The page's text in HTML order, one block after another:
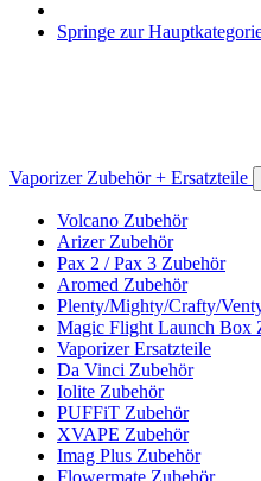
Springe zur
Vaporizer Zubehör + Ersatzteile
Volcano Zubehör
Arizer Zubehör
Pax 2 / Pax 3 Zubehör
Aromed Zubehör
Plenty/Mighty/Crafty/
Magic Flight Launch Box
Vaporizer Ersatzteile
Da Vinci Zubehör
Iolite Zubehör
PUFFiT Zubehör
XVAPE Zubehör
Imag Plus Zubehör
Flowermate Zubehör